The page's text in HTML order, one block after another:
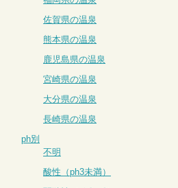
佐賀県の温泉
熊本県の温泉
鹿児島県の温泉
宮崎県の温泉
大分県の温泉
長崎県の温泉
ph別
不明
酸性（ph3未満）